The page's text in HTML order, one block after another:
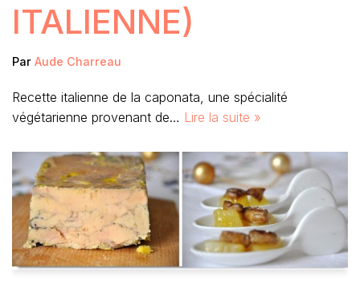
ITALIENNE)
Par Aude Charreau
Recette italienne de la caponata, une spécialité
végétarienne provenant de… Lire la suite »